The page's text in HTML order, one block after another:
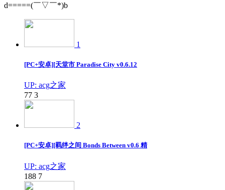
d=====(￣▽￣*)b
1
[PC+安卓][天堂市 Paradise City v0.6.12
UP: acg之家
77 3
2
[PC+安卓][羁绊之间 Bonds Between v0.6 精
UP: acg之家
188 7